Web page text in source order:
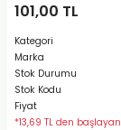
101,00 TL
Kategori
Marka
Stok Durumu
Stok Kodu
Fiyat
*13,69 TL den